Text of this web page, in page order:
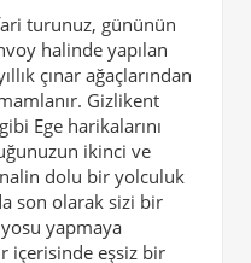
turunuz, gününün
halinde yapılan
çınar ağaçlarından
Gizlikent
Ege harikalarını
ikinci ve
dolu bir yolculuk
son olarak sizi bir
yapmaya
içerisinde eşsiz bir